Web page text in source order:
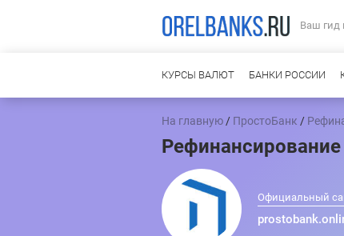
Ваш гид
КУРСЫ ВАЛЮТ БАНКИ РОССИИ
На главную / ПростоБанк /
Официальный